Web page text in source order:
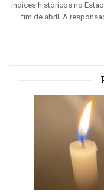
índices históricos no
fim de abril. A